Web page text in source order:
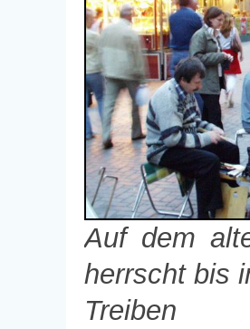
Auf dem
herrscht bis
Treiben